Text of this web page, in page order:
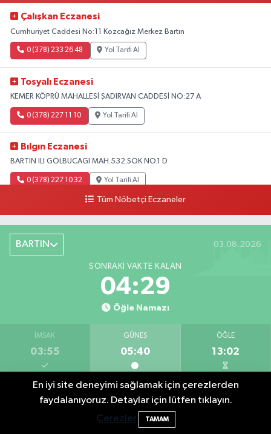
Çalışkan Eczanesi
Cumhuriyet Caddesi No:11 Kozcağız Merkez Bartın
0 (378) 233 26 48 Yol Tarifi Al
Tosyalı Eczanesi
KEMER KÖPRÜ MAHALLESİ ŞADIRVAN CADDESİ NO:27 A
0 (378) 227 11 10 Yol Tarifi Al
Bılgın Eczanesi
BARTIN ILI GÖLBUCAGI MAH.532.SOK NO.1 D
0 (378) 227 10 32 Yol Tarifi Al
Tüm Nöbetçi Eczaneler
BARTIN 03.08.2026
SONRAKI VAKTE KALAN
04:28
Öğle Namazı
İMSAK
03:55
GÜNEŞ
05:40
ÖĞLE
13:02
İKINDI
16:57
AKŞAM
20:14 21:52
En iyi site deneyimi sağlamak için çerezlerden
faydalanıyoruz. Detaylar için lütfen tıklayın.
Çerezler
TAMAM
10:24 Bartın Aile Kampı İçin Başvurular Sona